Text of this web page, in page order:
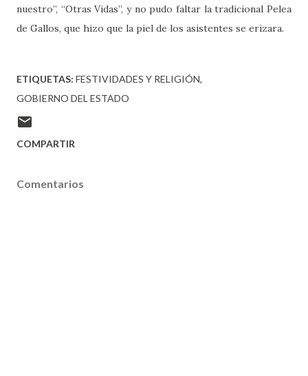
nuestro”, “Otras Vidas”, y no pudo faltar la tradicional Pelea
de Gallos, que hizo que la piel de los asistentes se erizara.
ETIQUETAS: FESTIVIDADES Y RELIGIÓN
GOBIERNO DEL ESTADO
COMPARTIR
Comentarios